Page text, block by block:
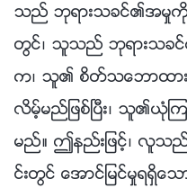
သည္ ဘုရားသခင္၏အမႈကို
တြင္၊ သူသည္ ဘုရားသခင္
က၊ သူ၏ စိတ္သေဘာထား
လိမ့္မည္ျဖစ္ၿပီး၊ သူ၏ယုံ
မည္။ ဤနည္းျဖင့္၊ လူသ
င္းတြင္ ေအာင္ျမင္မႈရ